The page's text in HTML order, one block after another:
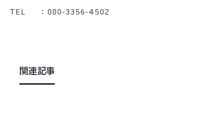
TEL ： 080-3356-4502
関連記事